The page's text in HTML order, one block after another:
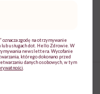
bezwzględnie
zgodę na otrzymywanie
lub usługach dot. Hello Zdrowie. W
newslettera. Wycofanie
którego dokonano przed
danych osobowych, w tym